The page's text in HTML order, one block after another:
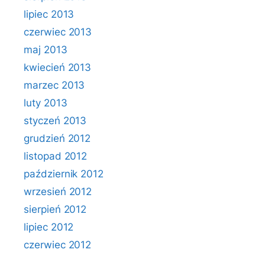
lipiec 2013
czerwiec 2013
maj 2013
kwiecień 2013
marzec 2013
luty 2013
styczeń 2013
grudzień 2012
listopad 2012
październik 2012
wrzesień 2012
sierpień 2012
lipiec 2012
czerwiec 2012